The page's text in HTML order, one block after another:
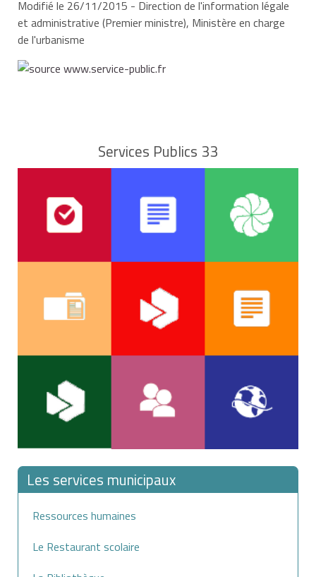
quelle que soit la démarche à prévoir, il faut
également consulter le plan local d'urbanisme
(PLU) ou tout règlement d'urbanisme local afin
d'obtenir des informations quant à
Modifié le 26/11/2015 - Direction de l'information légale
et administrative (Premier ministre), Ministère en charge
de l'urbanisme
Services Publics 33
Les services municipaux
Ressources humaines
Le Restaurant scolaire